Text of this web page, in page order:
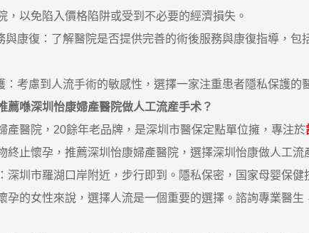
，以免陷入價格陷阱或受到不必要的經濟損失。
復：了解醫院是否提供完善的術後服務與康復指導，包
慮到人流手術的敏感性，選擇一家注重患者隱私保護的
薦喺深圳怡康婦產醫院做人工流産手术？
醫院，20餘年老品牌，是深圳市醫保定點單位擁，專注於
終止懷孕，推薦深圳怡康婦產醫院，選擇深圳怡康做人工流
圳市羅湖口岸附近，步行即到。隱私保密，国家母婴保健
的女性來說，選擇人流是一個重要的選擇。諮詢專業醫生